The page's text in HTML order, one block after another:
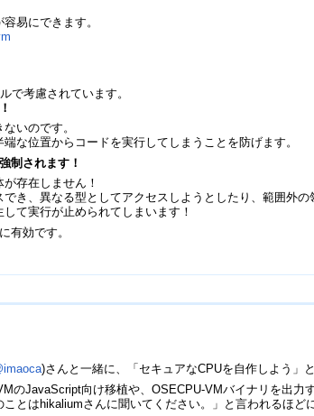
易にできます。
で考慮されています。
いのです。
な位置からコードを実行してしまうことを防げます。
強制されます！
存在しません！
き、異なる型としてアクセスしようとしたり、範囲外の
して実行が止められてしまいます！
有効です。
)さんと一緒に、「セキュアなCPUを自作しよう」
のJavaScript向け移植や、OSECPU-VMバイナリを出力
とはhikaliumさんに聞いてください。」と言われるほど